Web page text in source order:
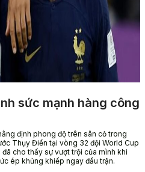
sức mạnh hàng công
định phong độ trên sân cỏ trong
Thụy Điển tại vòng 32 đội World Cup
cho thấy sự vượt trội của mình khi
ép khủng khiếp ngay đầu trận.